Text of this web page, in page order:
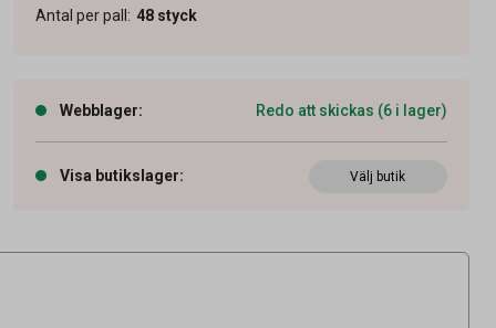
Antal per pall : 48 styck
Webblager: Redo att skickas (6 i lager)
Visa butikslager: Välj butik